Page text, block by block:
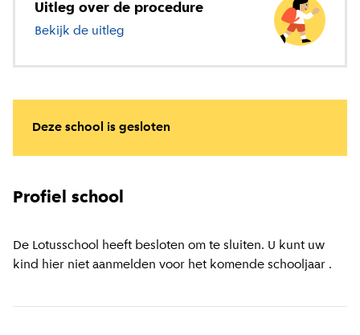
Uitleg over de procedure
Bekijk de uitleg
Deze school is gesloten
Profiel school
De Lotusschool heeft besloten om te sluiten. U kunt uw
kind hier niet aanmelden voor het komende schooljaar .